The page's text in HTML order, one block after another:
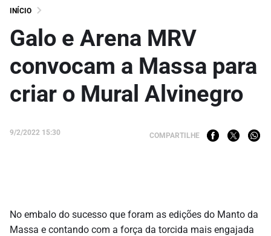
INÍCIO
Galo e Arena MRV
convocam a Massa para
criar o Mural Alvinegro
9/2/2022 15:30 COMPARTILHE
No embalo do sucesso que foram as edições do Manto da
Massa e contando com a força da torcida mais engajada